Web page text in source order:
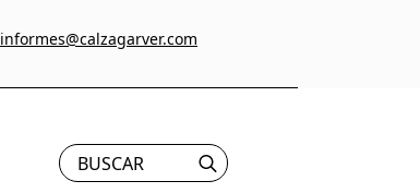
informes@calzagarver.com
Search
for: